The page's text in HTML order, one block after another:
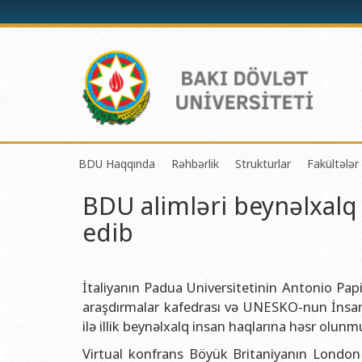
BDU Haqqında
BDU-nun tarixi
BDU-nun Missiya və Strateji inkişaf planı
Akkreditasiya haqqında Sertifikat
BDU-nun üzv olduğu beynəlxalq təşkilatlar
BDU-nun qrant layihələri
Rəhbərlik
Rektor
Dekanlar
Həmkarlar İttifaqı Komitəsi
Tədris Metodiki Şura
Strukturlar
Tədrisin təşkili və
Beynəlxalq əlaqələr
Xarici tələbələrlə iş
İctimaiyyətlə
Fakültələr
Kimya
BDU alimləri
edib
İtaliyanın Padua Universitetinin Antonio
araşdırmalar kafedrası və UNESKO-nun
ilə illik beynəlxalq insan haqlarına həsr
Virtual konfrans Böyük Britaniyanın